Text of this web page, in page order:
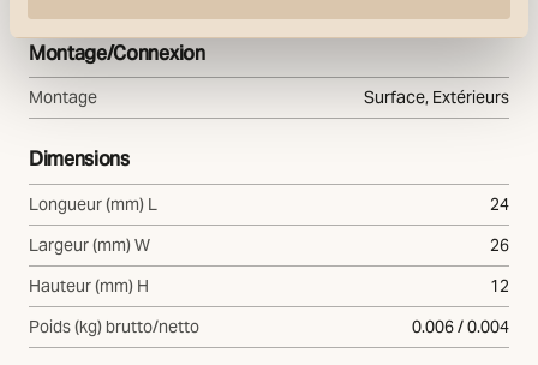
Montage/Connexion
Montage Surface, Extérieurs
Dimensions
Longueur (mm) L
24
Largeur (mm) W
26
Hauteur (mm) H
12
Poids (kg) brutto/netto
0.006 / 0.004